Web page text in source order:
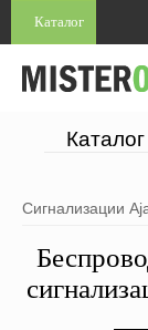
Каталог
Каталог
Сигнализации